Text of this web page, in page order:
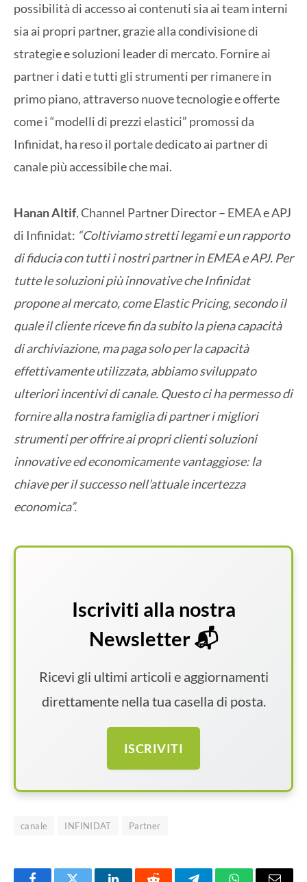
possibilità di accesso ai contenuti sia ai team interni
sia ai propri partner, grazie alla condivisione di
strategie e soluzioni leader di mercato. Fornire ai
partner i dati e tutti gli strumenti per rimanere in
primo piano, attraverso nuove tecnologie e offerte
come i “modelli di prezzi elastici” promossi da
Infinidat, ha reso il portale dedicato ai partner di
canale più accessibile che mai.
Hanan Altif, Channel Partner Director – EMEA e APJ
di Infinidat: “Coltiviamo stretti legami e un rapporto
di fiducia con tutti i nostri partner in EMEA e APJ. Per
tutte le soluzioni più innovative che Infinidat
propone al mercato, come Elastic Pricing, secondo il
quale il cliente riceve fin da subito la piena capacità
di archiviazione, ma paga solo per la capacità
effettivamente utilizzata, abbiamo sviluppato
ulteriori incentivi di canale. Questo ci ha permesso di
fornire alla nostra famiglia di partner i migliori
strumenti per offrire ai propri clienti soluzioni
innovative ed economicamente vantaggiose: la
chiave per il successo nell’attuale incertezza
economica”.
Iscriviti alla nostra
Newsletter 📬
Ricevi gli ultimi articoli e aggiornamenti
direttamente nella tua casella di posta.
ISCRIVITI
canale INFINIDAT Partner